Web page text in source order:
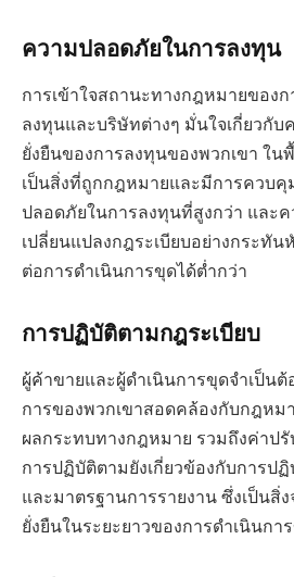
ความปลอดภัยในการลงทุน
การเข้าใจสถานะทางกฎหมายของ
ลงทุนและบริษัทต่างๆ มั่นใจเกี่ยวกั
ยั่งยืนของการลงทุนของพวกเขา ใ
เป็นสิ่งที่ถูกกฎหมายและมีการควบคุ
ปลอดภัยในการลงทุนที่สูงกว่า และค
เปลี่ยนแปลงกฎระเบียบอย่างกระทั
ต่อการดำเนินการขุดได้ต่ำกว่า
การปฏิบัติตามกฎระเบียบ
ผู้ค้าขายและผู้ดำเนินการขุดจำเป็น
การของพวกเขาสอดคล้องกับกฎหม
ผลกระทบทางกฎหมาย รวมถึงค่าป
การปฏิบัติตามยังเกี่ยวข้องกับการป
และมาตรฐานการรายงาน ซึ่งเป็นสิ่
ยั่งยืนในระยะยาวของการดำเนินกา